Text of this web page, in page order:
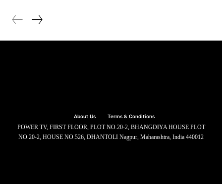
About Us Terms & Conditions
POWER TV, FIRST FLOOR, PLOT NO.20-2, BHANGDIYA HOUSE PLOT
NO.20-2, HOUSE NO.526, DHANTOLI Nagpur, Maharashtra, India 440012